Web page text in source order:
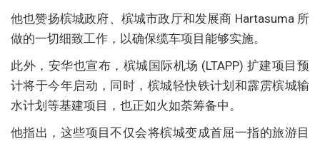
他也赞扬槟城政府、槟城市政厅和发展商 Hartasuma 所
做的一切细致工作，以确保缆车项目能够实施。
此外，安华也宣布，槟城国际机场 (LTAPP) 扩建项目预
计将于今年启动，同时，槟城轻快铁计划和霹雳槟城输
水计划等基建项目，也正如火如荼筹备中。
他指出，这些项目不仅会将槟城变成首屈一指的旅游目